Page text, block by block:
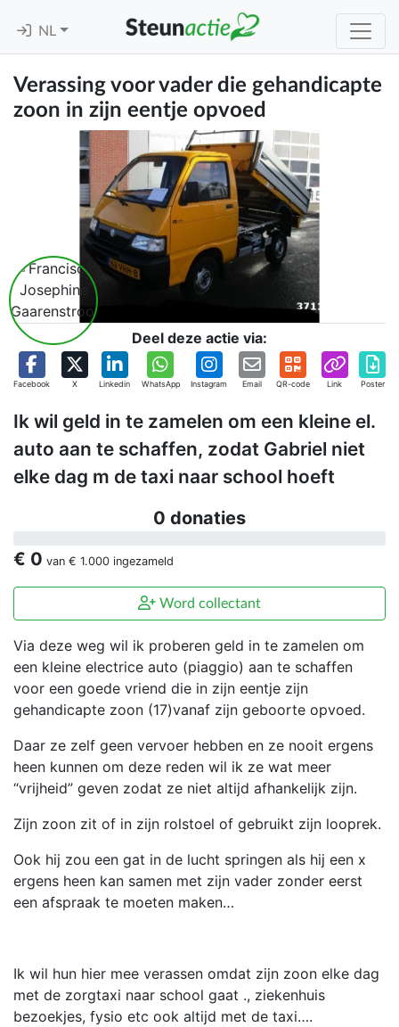
NL
Verassing voor vader die gehandicapte
zoon in zijn eentje opvoed
Deel deze actie via:
Facebook X Linkedin WhatsApp Instagram Email QR-code Link Poster
Ik wil geld in te zamelen om een kleine el.
auto aan te schaffen, zodat Gabriel niet
elke dag m de taxi naar school hoeft
0 donaties
€ 0 van € 1.000 ingezameld
Word collectant
Via deze weg wil ik proberen geld in te zamelen om
een kleine electrice auto (piaggio) aan te schaffen
voor een goede vriend die in zijn eentje zijn
gehandicapte zoon (17)vanaf zijn geboorte opvoed.
Daar ze zelf geen vervoer hebben en ze nooit ergens
heen kunnen om deze reden wil ik ze wat meer
“vrijheid” geven zodat ze niet altijd afhankelijk zijn.
Zijn zoon zit of in zijn rolstoel of gebruikt zijn looprek.
Ook hij zou een gat in de lucht springen als hij een x
ergens heen kan samen met zijn vader zonder eerst
een afspraak te moeten maken…
Ik wil hun hier mee verassen omdat zijn zoon elke dag
met de zorgtaxi naar school gaat ., ziekenhuis
bezoekjes, fysio etc ook altijd met de taxi….